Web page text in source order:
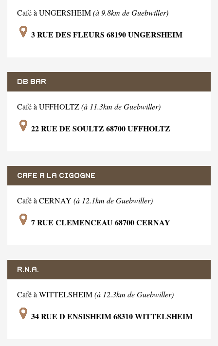
Café à UNGERSHEIM(à 9.8km de Guebwiller)
3 RUE DES FLEURS 68190 UNGERSHEIM
DB BAR
Café à UFFHOLTZ(à 11.3km de Guebwiller)
22 RUE DE SOULTZ 68700 UFFHOLTZ
CAFE A LA CIGOGNE
Café à CERNAY (à 12.1km de Guebwiller)
7 RUE CLEMENCEAU 68700 CERNAY
R.N.A.
Café à WITTELSHEIM(à 12.3km de Guebwiller)
34 RUE D ENSISHEIM 68310 WITTELSHEIM